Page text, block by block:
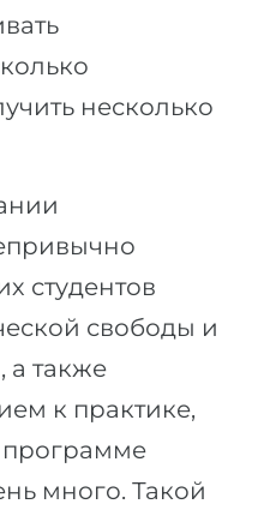
несколько
студентов
свободы и
а также
к практике,
программе
много. Такой